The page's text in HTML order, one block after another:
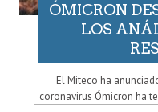
ÓMICRON
LOS
El Miteco ha
coronavirus Ómicron ha